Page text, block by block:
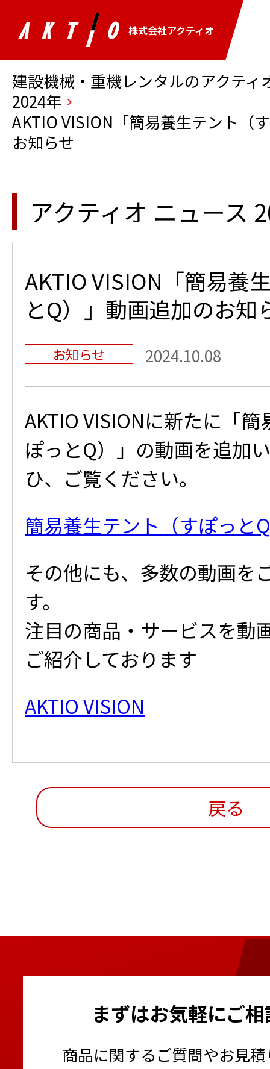
株式会社アクティオ
建設機械・重機レンタルのアクティ
2024年
AKTIO VISION「簡易養生テント（
お知らせ
アクティオ ニュース
AKTIO VISION「簡易養
とQ）」動画追加のお知
お知らせ 2024.10.08
AKTIO VISIONに新たに「
ぽっとQ）」の動画を追加
ひ、ご覧ください。
簡易養生テント（すぽっと
その他にも、多数の動画を
す。
注目の商品・サービスを動
ご紹介しております
AKTIO VISION
戻る
まずはお気軽にご
商品に関するご質問やお見